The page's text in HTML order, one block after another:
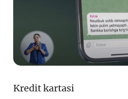
Kredit kartasi